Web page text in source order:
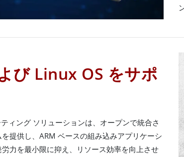
び Linux OS をサポ
ィング ソリューションは、オープンで統合さ
提供し、ARM ベースの組み込みアプリケーシ
力を最小限に抑え、リソース効率を向上させ